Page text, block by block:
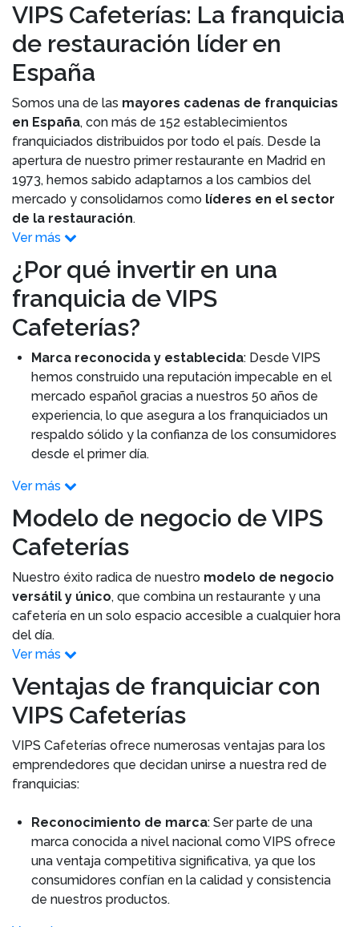
VIPS Cafeterías: La franquicia
de restauración líder en
España
Somos una de las mayores cadenas de franquicias
en España, con más de 152 establecimientos
franquiciados distribuidos por todo el país. Desde la
apertura de nuestro primer restaurante en Madrid en
1973, hemos sabido adaptarnos a los cambios del
mercado y consolidarnos como líderes en el sector
de la restauración.
Ver más
¿Por qué invertir en una
franquicia de VIPS
Cafeterías?
Marca reconocida y establecida: Desde VIPS
hemos construido una reputación impecable en el
mercado español gracias a nuestros 50 años de
experiencia, lo que asegura a los franquiciados un
respaldo sólido y la confianza de los consumidores
desde el primer día.
Ver más
Modelo de negocio de VIPS
Cafeterías
Nuestro éxito radica de nuestro modelo de negocio
versátil y único, que combina un restaurante y una
cafetería en un solo espacio accesible a cualquier hora
del día.
Ver más
Ventajas de franquiciar con
VIPS Cafeterías
VIPS Cafeterías ofrece numerosas ventajas para los
emprendedores que decidan unirse a nuestra red de
franquicias:
Reconocimiento de marca: Ser parte de una
marca conocida a nivel nacional como VIPS ofrece
una ventaja competitiva significativa, ya que los
consumidores confían en la calidad y consistencia
de nuestros productos.